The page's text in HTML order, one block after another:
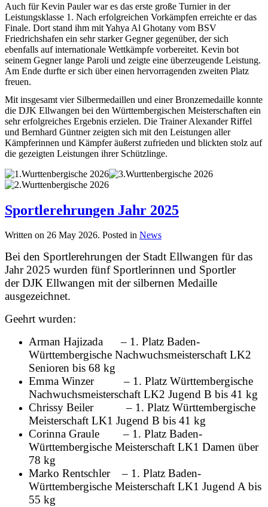
Auch für Kevin Pauler war es das erste große Turnier in der
Leistungsklasse 1. Nach erfolgreichen Vorkämpfen erreichte er das
Finale. Dort stand ihm mit Yahya Al Ghotany vom BSV
Friedrichshafen ein sehr starker Gegner gegenüber, der sich
ebenfalls auf internationale Wettkämpfe vorbereitet. Kevin bot
seinem Gegner lange Paroli und zeigte eine überzeugende Leistung.
Am Ende durfte er sich über einen hervorragenden zweiten Platz
freuen.
Mit insgesamt vier Silbermedaillen und einer Bronzemedaille konnte
die DJK Ellwangen bei den Württembergischen Meisterschaften ein
sehr erfolgreiches Ergebnis erzielen. Die Trainer Alexander Riffel
und Bernhard Güntner zeigten sich mit den Leistungen aller
Kämpferinnen und Kämpfer äußerst zufrieden und blickten stolz auf
die gezeigten Leistungen ihrer Schützlinge.
Sportlerehrungen Jahr 2025
Written on 26 May 2026. Posted in News
Bei den Sportlerehrungen der Stadt Ellwangen für das
Jahr 2025 wurden fünf Sportlerinnen und Sportler
derDJK Ellwangen mit der silbernen Medaille
ausgezeichnet.
Geehrt wurden:
Arman Hajizada – 1. Platz Baden-
Württembergische Nachwuchsmeisterschaft LK2
Senioren bis 68 kg
Emma Winzer – 1. Platz Württembergische
Nachwuchsmeisterschaft LK2 Jugend B bis 41 kg
Chrissy Beiler – 1. Platz Württembergische
Meisterschaft LK1 Jugend B bis 41 kg
Corinna Graule – 1. Platz Baden-
Württembergische Meisterschaft LK1 Damen über
78 kg
Marko Rentschler – 1. Platz Baden-
Württembergische Meisterschaft LK1 Jugend A bis
55 kg